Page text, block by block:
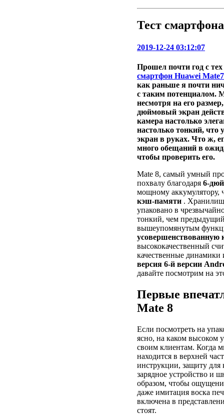
Тест
2019-12-24 03:12:07
Прошел почти год с
смартфон Huawei Mate7
как раньше я почти
с таким потенциалом.
несмотря на его
дюймовый экран
камера настолько
настолько тонкий,
экран в руках. Что ж,
много обещаний в
чтобы проверить его.
Mate 8, самый умный
похвалу благодаря 6-
мощному
кэш-памяти .
упаковано в
тонкий, чем
вышеупомянутым
усовершенствованную
высококачественный
качественные динамики
версия 6-й версии
давайте посмотрим на
Первые
Mate 8
Если посмотреть на
ясно, на каком высоком
своим клиентам. Когда
находится в верхней
инструкции, защиту
зарядное устройство и
образом, чтобы
даже имитация воска
включена в
стоят.